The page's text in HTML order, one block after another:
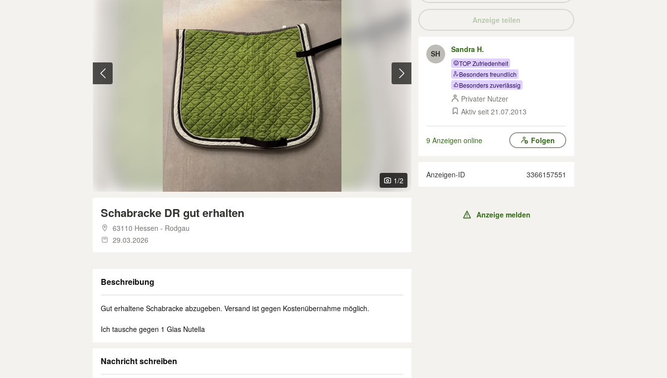
1/2
Schabracke DR gut erhalten
63110 Hessen - Rodgau
29.03.2026
Beschreibung
Gut erhaltene Schabracke abzugeben. Versand ist gegen Kostenübernahme möglich.
Ich tausche gegen 1 Glas Nutella
Nachricht schreiben
Anzeige teilen
SH Sandra H.
TOP Zufriedenheit
Besonders freundlich
Besonders zuverlässig
Privater Nutzer
Aktiv seit 21.07.2013
9 Anzeigen online Folgen
Anzeigen-ID 3366157551
Anzeige melden